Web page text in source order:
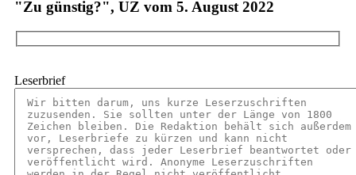
"Zu günstig?", UZ vom 5. August 2022
Leserbrief